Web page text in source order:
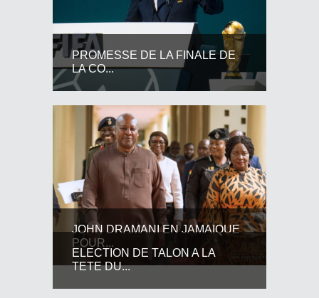
PROMESSE DE LA FINALE DE
LA CO...
JOHN DRAMANI EN JAMAIQUE
POUR...
ELECTION DE TALON A LA
TETE DU...